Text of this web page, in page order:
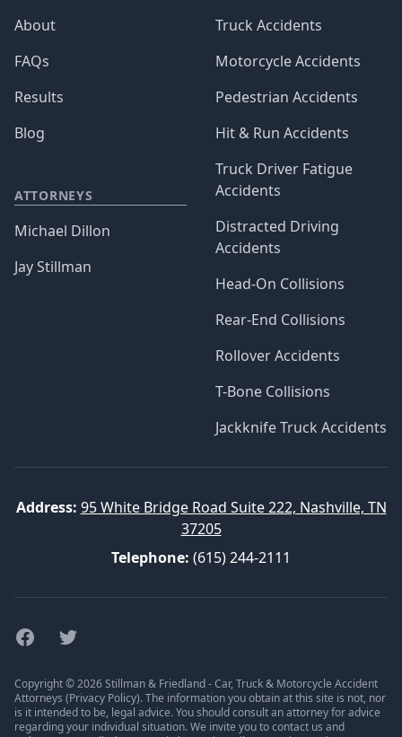
About
FAQs
Results
Blog
ATTORNEYS
Michael Dillon
Jay Stillman
Truck Accidents
Motorcycle Accidents
Pedestrian Accidents
Hit & Run Accidents
Truck Driver Fatigue
Accidents
Distracted Driving
Accidents
Head-On Collisions
Rear-End Collisions
Rollover Accidents
T-Bone Collisions
Jackknife Truck Accidents
Address: 95 White Bridge Road Suite 222, Nashville, TN
37205
Telephone: (615) 244-2111
FacebookTwitter
Copyright © 2026 Stillman & Friedland - Car, Truck & Motorcycle Accident
Attorneys (Privacy Policy). The information you obtain at this site is not, nor
is it intended to be, legal advice. You should consult an attorney for advice
regarding your individual situation. We invite you to contact us and